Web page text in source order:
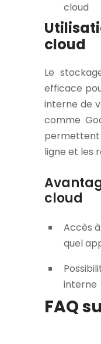
cloud
cloud
Le
efficace
interne de
comme
permettent
ligne et les
cloud
Accès
quel
interne
FAQ